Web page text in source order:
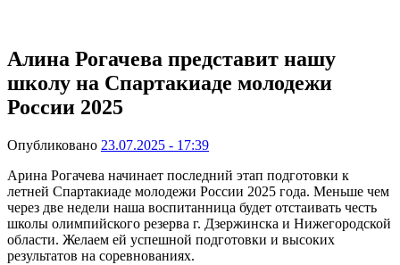
Алина Рогачева представит нашу
школу на Спартакиаде молодежи
России 2025
Опубликовано 23.07.2025 - 17:39
Арина Рогачева начинает последний этап подготовки к
летней Спартакиаде молодежи России 2025 года. Меньше чем
через две недели наша воспитанница будет отстаивать честь
школы олимпийского резерва г. Дзержинска и Нижегородской
области. Желаем ей успешной подготовки и высоких
результатов на соревнованиях.